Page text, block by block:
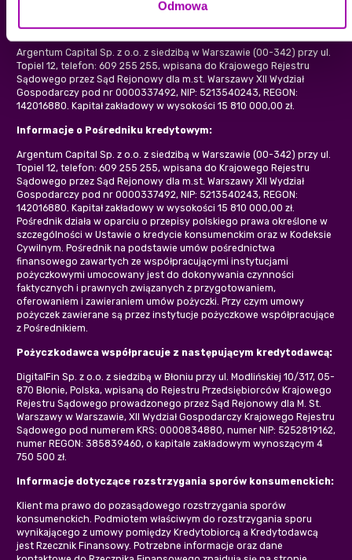
Odmowa
Pożyczkodawcą oraz właścicielem serwisu jest:
Argentum Capital Sp. z o.o. z siedzibą w Warszawie (00-342) przy ul.
Topiel 12, telefon: 609 255 255, wpisana do Krajowego Rejestru
Sądowego przez Sąd Rejonowy dla m.st. Warszawy XII Wydział
Gospodarczy pod nr 0000337492, NIP: 5213540243, REGON:
142016880. Kapitał zakładowy w wysokości 15 810 000,00 zł.
Informacje o Pośredniku kredytowym:
Argentum Capital Sp. z o.o. z siedzibą w Warszawie (00-342) przy ul.
Topiel 12, telefon: 609 255 255, wpisana do Krajowego Rejestru
Sądowego przez Sąd Rejonowy dla m.st. Warszawy XII Wydział
Gospodarczy pod nr 0000337492, NIP: 5213540243, REGON:
142016880. Kapitał zakładowy w wysokości 15 810 000,00 zł.
Pośrednik działa w oparciu o przepisy polskiego prawa określone w
szczególności w Ustawie o kredycie konsumenckim oraz w Kodeksie
Cywilnym. Pośrednik na podstawie umów pośrednictwa
finansowego zawartych ze współpracującymi instytucjami
pożyczkowymi umocowany jest do dokonywania czynności
faktycznych i prawnych związanych z przygotowaniem,
oferowaniem i zawieraniem umów pożyczki. Przy czym umowy
pożyczek zawierane są przez instytucje pożyczkowe współpracujące
z Pośrednikiem.
Pożyczkodawca współpracuje z następującym kredytodawcą:
DigitalFin Sp. z o.o. z siedzibą w Błoniu przy ul. Modlińskiej 10/317, 05-
870 Błonie, Polska, wpisaną do Rejestru Przedsiębiorców Krajowego
Rejestru Sądowego prowadzonego przez Sąd Rejonowy dla M. St.
Warszawy w Warszawie, XII Wydział Gospodarczy Krajowego Rejestru
Sądowego pod numerem KRS: 0000834880, numer NIP: 5252819162,
numer REGON: 385839460, o kapitale zakładowym wynoszącym 4
750 500 zł.
Informacje dotyczące rozstrzygania sporów konsumenckich:
Klient ma prawo do pozasądowego rozstrzygania sporów
konsumenckich. Podmiotem właściwym do rozstrzygania sporu
wynikającego z umowy pomiędzy Kredytobiorcą a Kredytodawcą
jest Rzecznik Finansowy. Potrzebne informacje oraz dane